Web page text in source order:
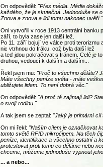
On odpověděl: "Přes média. Média
každého, že je skutečná. Jednoduše se
Znova a znova a lidi tomu nakonec uvěří."
Oni vytvořili v roce 1913 centrální banku
září, to byla zase jen další lež.
Po 11. září bojují ve válce proti terorizmu
nic vtrhnou do Iráku, což byla další lež
a teď jdou pokračovat s Íránem. Celé je
druhou, vedoucí k dalším a dalším...
Řekl jsem mu: "Proč to všechno děláte?
Máte všechny peníze světa - máte
ubližujete lidem. To není dobrá věc."
On odpověděl: "A proč tě zajímají lidi?
o svojí rodinu."
A tak jsem se zeptal: "Jaký je primární cíl
On mi řekl: "Naším cílem je označkovat
tomto světě RFID mikročipem. Na těch
peníze, identifikace a všechno ostatní a
protestovat proti tomu co děláme nebo
chceme, můžeme jednoduše vypnout
... a nebo...